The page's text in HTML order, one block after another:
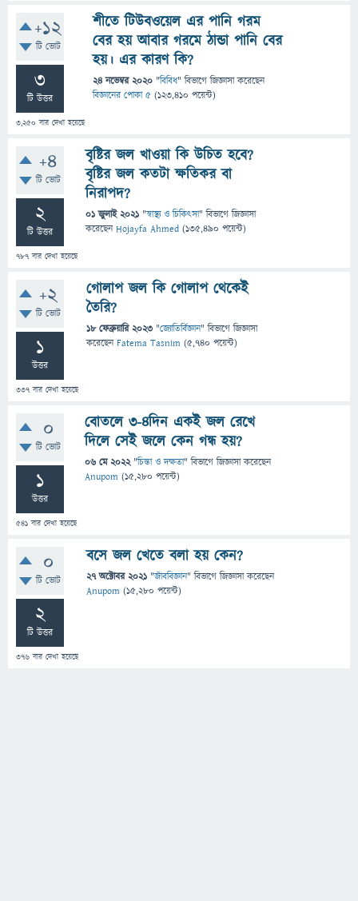
+12
টি ভোট
3
টি উত্তর
3,250 বার দেখা হয়েছে
শীতে টিউবওয়েল এর পানি গরম
বের হয় আবার গরমে ঠান্ডা পানি বের
হয়। এর কারণ কি?
24 নভেম্বর 2020 "বিবিধ" বিভাগে জিজ্ঞাসাকরেছেন
বিজ্ঞানের পোকা ৫ (123,410 পয়েন্ট)
+4
টি ভোট
2
টি উত্তর
787 বার দেখা হয়েছে
বৃষ্টির জল খাওয়া কি উচিত হবে?
বৃষ্টির জল কতটা ক্ষতিকর বা
নিরাপদ?
01 জুলাই 2021 "স্বাস্থ্য ও চিকিৎসা" বিভাগে জিজ্ঞাসা
করেছেনHojayfa Ahmed (135,490 পয়েন্ট)
+2
টি ভোট
1
উত্তর
337 বার দেখা হয়েছে
গোলাপ জল কি গোলাপ থেকেই
তৈরি?
18 ফেব্রুয়ারি 2023 "জ্যোতির্বিজ্ঞান" বিভাগে জিজ্ঞাসা
করেছেনFatema Tasnim (5,740 পয়েন্ট)
0
টি ভোট
1
উত্তর
541 বার দেখা হয়েছে
বোতলে ৩-৪দিন একই জল রেখে
দিলে সেই জলে কেন গন্ধ হয়?
06 মে 2022 "চিন্তা ও দক্ষতা" বিভাগে জিজ্ঞাসাকরেছেন
Anupom (15,280 পয়েন্ট)
0
টি ভোট
2
টি উত্তর
376 বার দেখা হয়েছে
বসে জল খেতে বলা হয় কেন?
27 অক্টোবর 2021 "জীববিজ্ঞান" বিভাগে জিজ্ঞাসাকরেছেন
Anupom (15,280 পয়েন্ট)